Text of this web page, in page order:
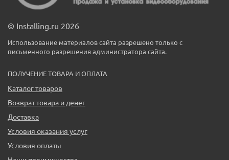
© Installing.ru 2026
Использование материалов сайта разрешено только с
письменного разрешения администратора сайта.
ПОЛУЧЕНИЕ ТОВАРА И ОПЛАТА
Каталог товаров
Возврат товара и денег
Доставка
Условия оказания услуг
Условия оплаты